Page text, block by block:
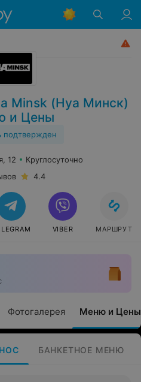
Minsk (Нуа Минск)
и Цены
подтвержден
Фотогалерея Меню и Цены
12
Круглосуточно
4.4
VIBER МАРШРУТ
БАНКЕТНОЕ МЕНЮ